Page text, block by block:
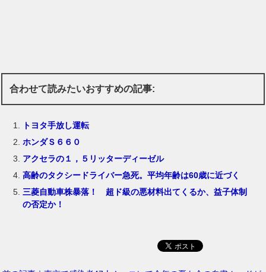
合わせて読みたいおすすめの記事:
トヨタ手放し運転
ホンダＳ６６０
アクセラの１，５リッターディーゼル
高齢のタクシードライバー急死。平均年齢は60歳に近づく
三菱自動車株暴落！ 超ド級の悪材料出てくるか、益子体制
の否定か！